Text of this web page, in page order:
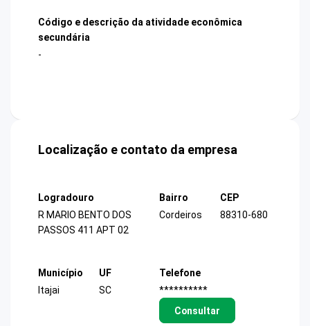
Código e descrição da atividade econômica
secundária
-
Localização e contato da empresa
Logradouro
R MARIO BENTO DOS
PASSOS 411 APT 02
Bairro
Cordeiros
CEP
88310-680
Município
Itajai
UF
SC
Telefone
**********
Consultar